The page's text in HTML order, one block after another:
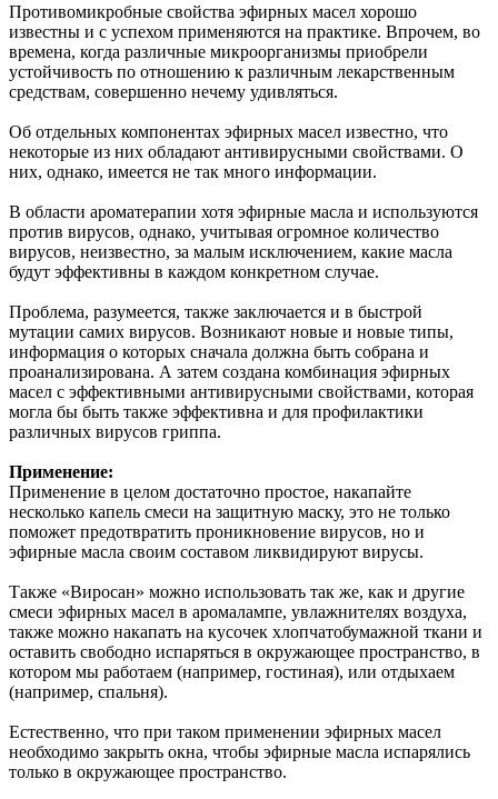
Противомикробные свойства эфирных масел хорошо
известны и с успехом применяются на практике. Впрочем, во
времена, когда различные микроорганизмы приобрели
устойчивость по отношению к различным лекарственным
средствам, совершенно нечему удивляться.
Об отдельных компонентах эфирных масел известно, что
некоторые из них обладают антивирусными свойствами. О
них, однако, имеется не так много информации.
В области ароматерапии хотя эфирные масла и используются
против вирусов, однако, учитывая огромное количество
вирусов, неизвестно, за малым исключением, какие масла
будут эффективны в каждом конкретном случае.
Проблема, разумеется, также заключается и в быстрой
мутации самих вирусов. Возникают новые и новые типы,
информация о которых сначала должна быть собрана и
проанализирована. А затем создана комбинация эфирных
масел с эффективными антивирусными свойствами, которая
могла бы быть также эффективна и для профилактики
различных вирусов гриппа.
Применение:
Применение в целом достаточно простое, накапайте
несколько капель смеси на защитную маску, это не только
поможет предотвратить проникновение вирусов, но и
эфирные масла своим составом ликвидируют вирусы.
Также «Виросан» можно использовать так же, как и другие
смеси эфирных масел в аромалампе, увлажнителях воздуха,
также можно накапать на кусочек хлопчатобумажной ткани и
оставить свободно испаряться в окружающее пространство, в
котором мы работаем (например, гостиная), или отдыхаем
(например, спальня).
Естественно, что при таком применении эфирных масел
необходимо закрыть окна, чтобы эфирные масла испарялись
только в окружающее пространство.